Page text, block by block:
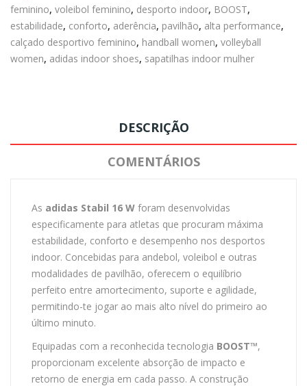
feminino, voleibol feminino, desporto indoor, BOOST,
estabilidade, conforto, aderência, pavilhão, alta performance,
calçado desportivo feminino, handball women, volleyball
women, adidas indoor shoes, sapatilhas indoor mulher
DESCRIÇÃO
COMENTÁRIOS
As adidas Stabil 16 W foram desenvolvidas
especificamente para atletas que procuram máxima
estabilidade, conforto e desempenho nos desportos
indoor. Concebidas para andebol, voleibol e outras
modalidades de pavilhão, oferecem o equilíbrio
perfeito entre amortecimento, suporte e agilidade,
permitindo-te jogar ao mais alto nível do primeiro ao
último minuto.
Equipadas com a reconhecida tecnologia BOOST™,
proporcionam excelente absorção de impacto e
retorno de energia em cada passo. A construção